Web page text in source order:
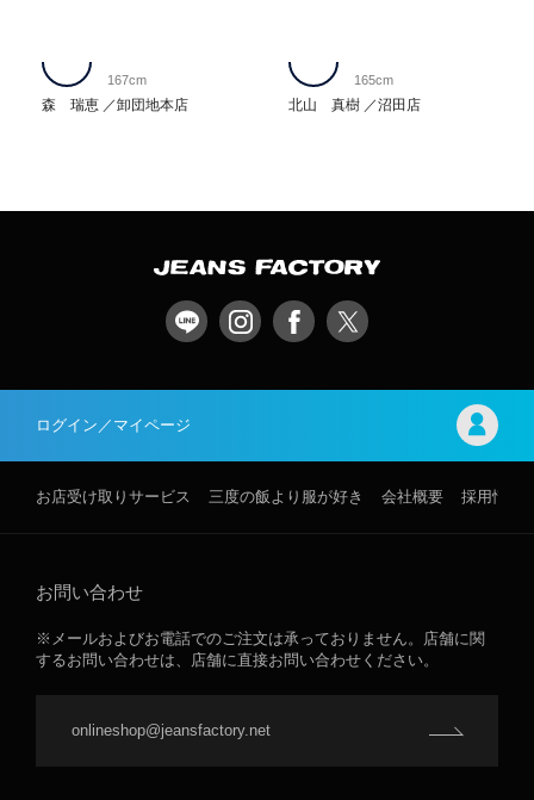
森 瑞恵 卸団地本店
167cm
北山 真樹 沼田店
165cm
ログイン／マイページ
お店受け取りサービス 三度の飯より服が好き 会社概要 採用情報
お問い合わせ
※メールおよびお電話でのご注文は承っておりません。店舗に関
するお問い合わせは、店舗に直接お問い合わせください。
onlineshop@jeansfactory.net